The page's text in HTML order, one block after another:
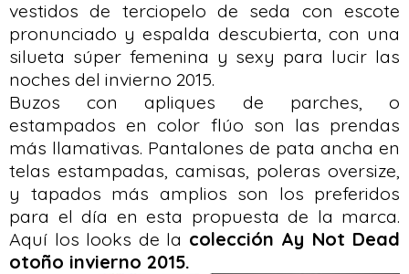
vestidos de terciopelo de seda con escote
pronunciado y espalda descubierta, con una
silueta súper femenina y sexy para lucir las
noches del invierno 2015.
Buzos con apliques de parches, o
estampados en color flúo son las prendas
más llamativas. Pantalones de pata ancha en
telas estampadas, camisas, poleras oversize,
y tapados más amplios son los preferidos
para el día en esta propuesta de la marca.
Aquí los looks de la colección Ay Not Dead
otoño invierno 2015.